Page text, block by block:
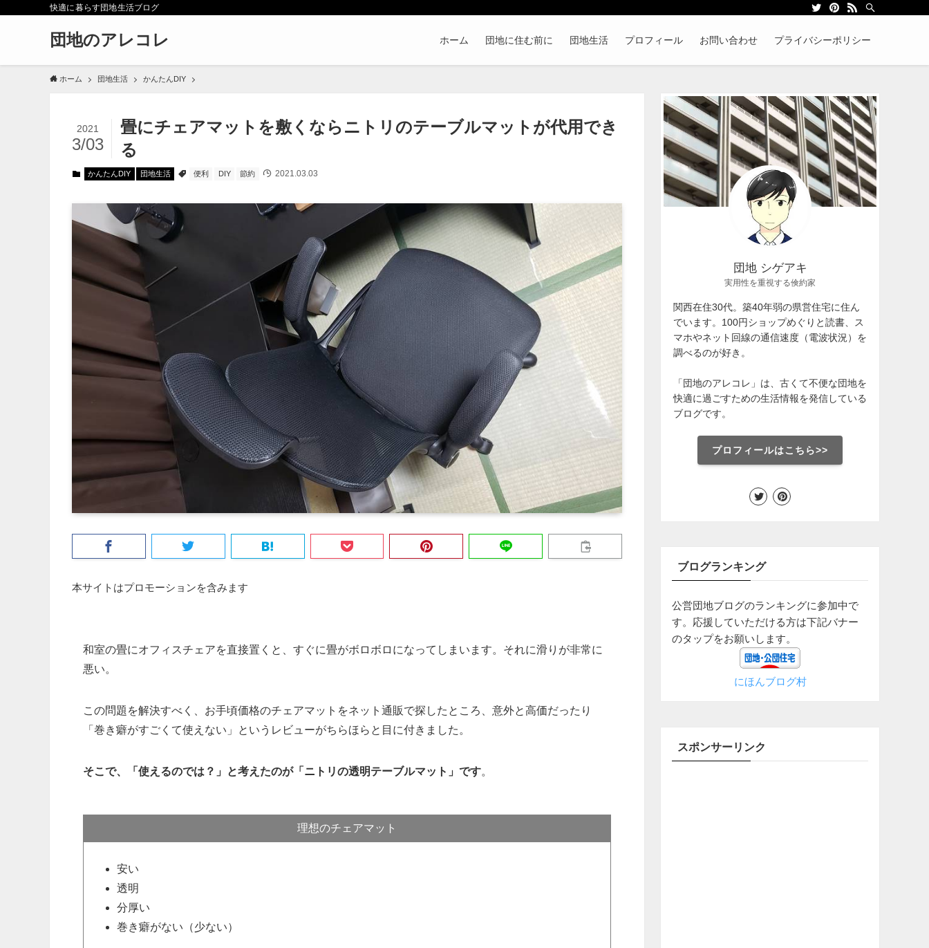
快適に暮らす団地生活ブログ
団地のアレコレ ホーム 団地に住む前に 団地生活 プロフィール お問い合わせ プライバシーポリシー
ホーム 団地生活 かんたんDIY
畳にチェアマットを敷くならニトリのテーブルマットが代用でき
る
2021
3/03
かんたんDIY 団地生活 便利 DIY 節約 2021.03.03
本サイトはプロモーションを含みます
和室の畳にオフィスチェアを直接置くと、すぐに畳がボロボロになってしまいます。それに滑りが非常に
悪い。
この問題を解決すべく、お手頃価格のチェアマットをネット通販で探したところ、意外と高価だったり
「巻き癖がすごくて使えない」というレビューがちらほらと目に付きました。
そこで、「使えるのでは？」と考えたのが「ニトリの透明テーブルマット」です。
理想のチェアマット
安い
透明
分厚い
巻き癖がない（少ない）
団地 シゲアキ
実用性を重視する倹約家
関西在住30代。築40年弱の県営住宅に住ん
でいます。100円ショップめぐりと読書、ス
マホやネット回線の通信速度（電波状況）を
調べるのが好き。
「団地のアレコレ」は、古くて不便な団地を
快適に過ごすための生活情報を発信している
ブログです。
プロフィールはこちら>>
ブログランキング
公営団地ブログのランキングに参加中で
す。応援していただける方は下記バナー
のタップをお願いします。
にほんブログ村
スポンサーリンク